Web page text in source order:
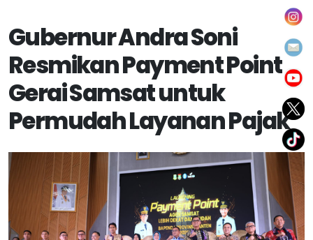
Gubernur Andra Soni
Resmikan Payment Point
Gerai Samsat untuk
Permudah Layanan Pajak